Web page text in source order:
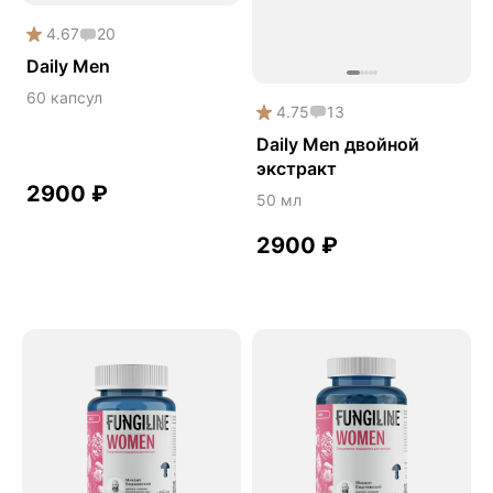
Онколинейка
Онкопротектор
Орех чёрный
Поддержка иммунитета
Противовоспалительное
Расторопша
СДВГ
4.67 20
Daily Men
60 капсул
2900 ₽
4.75 13
Daily Men двойной
экстракт
50 мл
2900 ₽